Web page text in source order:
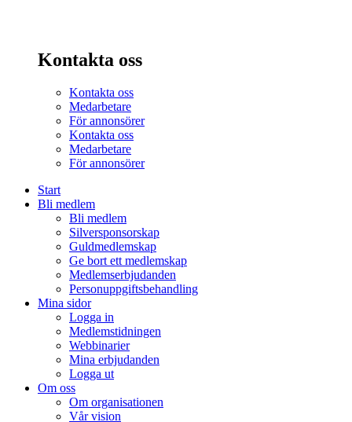
Kontakta oss
Kontakta oss
Medarbetare
För annonsörer
Kontakta oss
Medarbetare
För annonsörer
Start
Bli medlem
Bli medlem
Silversponsorskap
Guldmedlemskap
Ge bort ett medlemskap
Medlemserbjudanden
Personuppgiftsbehandling
Mina sidor
Logga in
Medlemstidningen
Webbinarier
Mina erbjudanden
Logga ut
Om oss
Om organisationen
Vår vision